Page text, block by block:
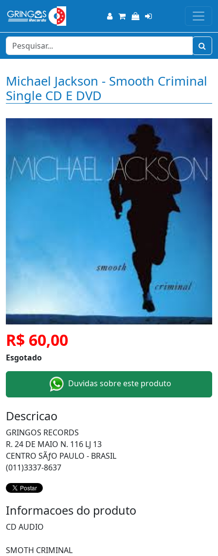
Michael Jackson - Smooth Criminal
Single CD E DVD
R$ 60,00
Esgotado
Duvidas sobre este produto
Descricao
GRINGOS RECORDS
R. 24 DE MAIO N. 116 LJ 13
CENTRO SÃƒO PAULO - BRASIL
(011)3337-8637
Informacoes do produto
CD AUDIO
SMOTH CRIMINAL